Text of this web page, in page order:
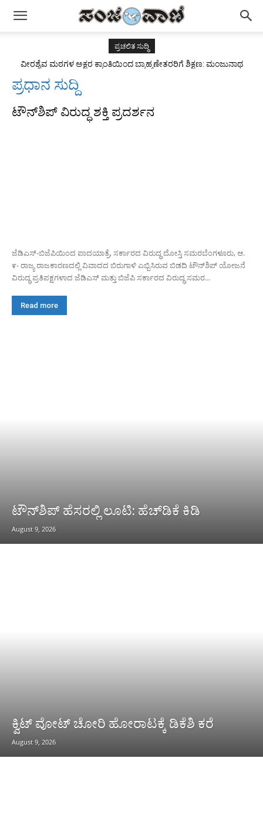
ಪ್ರಚಲಿತ ಸುದ್ಧಿ
ವೀರಶೈವ ಮಠಗಳ ಅಕ್ಷರ ಕ್ರಾಂತಿಯಿಂದ ಬ್ರಾಹ್ಮಣೇತರರಿಗೆ ಶಿಕ್ಷಣ: ಮಂಜುನಾಥ
ಪ್ರಧಾನ ಸುದ್ದಿ
ಟೌನ್‌ಶಿಪ್ ವಿರುದ್ಧ ಶಕ್ತಿ ಪ್ರದರ್ಶನ
ಜೆಡಿಎಸ್-ಬಿಜೆಪಿಯಿಂದ ಪಾದಯಾತ್ರೆ, ಸರ್ಕಾರದ ವಿರುದ್ಧ ದೋಸ್ತಿ ಸಮರಬೆಂಗಳೂರು, ಆ.
೯- ರಾಜ್ಯ ರಾಜಕಾರಣದಲ್ಲಿ ವಿವಾದದ ಬಿರುಗಾಳಿ ಎಬ್ಬಿಸಿರುವ ಬಿಡದಿ ಟೌನ್‌ಶಿಪ್ ಯೋಜನೆ
ವಿರುದ್ಧ ಪ್ರತಿಪಕ್ಷಗಳಾದ ಜೆಡಿಎಸ್ ಮತ್ತು ಬಿಜೆಪಿ ಸರ್ಕಾರದ ವಿರುದ್ಧ ಸಮರ...
Read more
ಟೌನ್‌ಶಿಪ್ ಹೆಸರಲ್ಲಿ ಲೂಟಿ: ಹೆಚ್‌ಡಿಕೆ ಕಿಡಿ
August 9, 2026
ಕ್ವಿಟ್ ವೋಟ್ ಚೋರಿ ಹೋರಾಟಕ್ಕೆ ಡಿಕೆಶಿ ಕರೆ
August 9, 2026